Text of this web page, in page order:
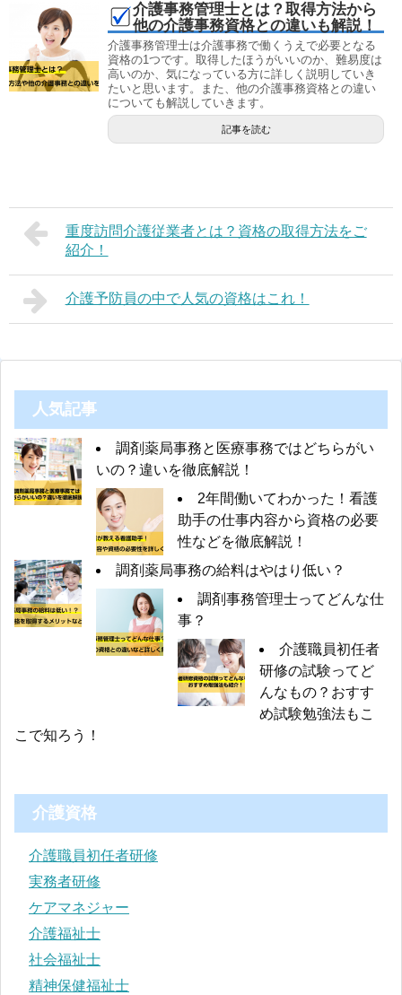
介護事務管理士とは？取得方法から
他の介護事務資格との違いも解説！
介護事務管理士は介護事務で働くうえで必要となる
資格の1つです。取得したほうがいいのか、難易度は
高いのか、気になっている方に詳しく説明していき
たいと思います。また、他の介護事務資格との違い
についても解説していきます。
記事を読む
重度訪問介護従業者とは？資格の取得方法をご
紹介！
介護予防員の中で人気の資格はこれ！
人気記事
調剤薬局事務と医療事務ではどちらがい
いの？違いを徹底解説！
2年間働いてわかった！看護
助手の仕事内容から資格の必要
性などを徹底解説！
調剤薬局事務の給料はやはり低い？
調剤事務管理士ってどんな仕
事？
介護職員初任者
研修の試験ってど
んなもの？おすす
め試験勉強法もこ
こで知ろう！
介護資格
介護職員初任者研修
実務者研修
ケアマネジャー
介護福祉士
社会福祉士
精神保健福祉士